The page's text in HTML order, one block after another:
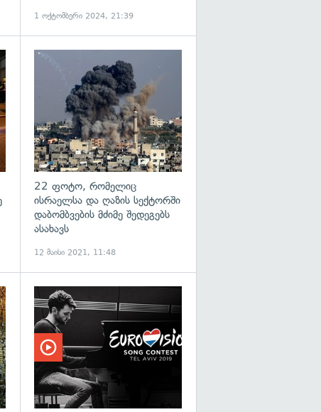
1 ოქტომბერი 2024, 21:39
22 ფოტო, რომელიც
ისრაელსა და ღაზის სექტორში
დაბომბვების მძიმე შედეგებს
ასახავს
12 მაისი 2021, 11:48
გადახედვა